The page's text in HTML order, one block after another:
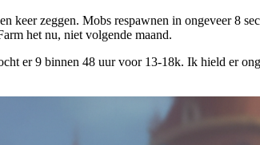
keer zeggen. Mobs respawnen in ongeveer 8
het nu, niet volgende maand.
er 9 binnen 48 uur voor 13-18k. Ik hield er